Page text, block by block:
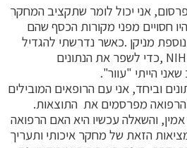
אני יכול לומר שתקציב המחקר
חסויים מפני מקורות הכסף שהם
מניקן .כאשר נדרשתי להגדיל
את מספר הנבדקים ע"י ה-NIH ,כדי לשפר את הנתונים
הייתי "עוור".
וביחד, אני עם הרופאים המובילים
מפרסמים את התוצאות.
והשאלה עכשיו היא האם הרפואה
הזאת של מחקר איכותי ותעריך